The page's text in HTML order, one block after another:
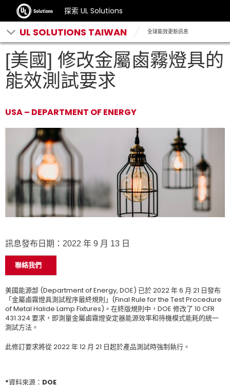
探索 UL Solutions
UL SOLUTIONS TAIWAN 全球能效更新訊息
[美國] 修改金屬鹵霧燈具的
能效測試要求
USA – DEPARTMENT OF ENERGY
訊息發布日期：2022 年 9 月 13 日
聯絡我們
美國能源部 (Department of Energy, DOE) 已於 2022 年 6 月 21 日發布
「金屬鹵霧燈具測試程序最終規則」(Final Rule for the Test Procedure
of Metal Halide Lamp Fixtures)。在終版規則中，DOE 修改了 10 CFR
431.324 要求，即測量金屬鹵霧燈安定器能源效率和待機模式能耗的統一
測試方法。
此修訂要求將從 2022 年 12 月 21 日起於產品測試時強制執行。
*資料來源：DOE